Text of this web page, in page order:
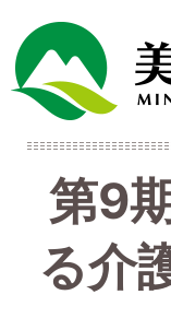
第9
る介